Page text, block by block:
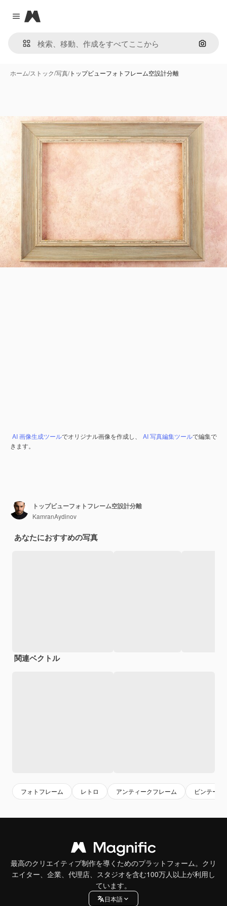
Close menu
Magnific
画像で
ホーム/ストック/写真/トップビューフォトフレーム空設計分離
AI 画像生成ツールでオリジナル画像を作成し、 AI 写真編集ツールで編集で
きます。
トップビューフォトフレーム空設計分離
KamranAydinov
あなたにおすすめの写真
関連ベクトル
フォトフレーム レトロ アンティークフレーム ビンテージ
最高のクリエイティブ制作を導くためのプラットフォーム。クリ
エイター、企業、代理店、スタジオを含む100万人以上が利用し
ています。
日本語